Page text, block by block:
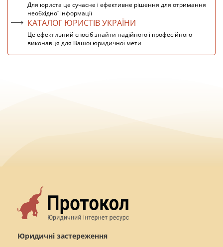
Для юриста це сучасне і ефективне рішення для отримання
необхідної інформації
КАТАЛОГ ЮРИСТІВ УКРАЇНИ
Це ефективний спосіб знайти надійного і професійного
виконавця для Вашої юридичної мети
Юридичні застереження